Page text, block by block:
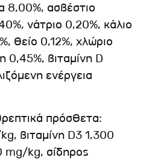
8,00%, ασβέστιο
νάτριο 0,20%, κάλιο
θείο 0,12%, χλώριο
0,45%, βιταμίνη D
ενέργεια
πρόσθετα:
βιταμίνη D3 1,300
mg/kg, σίδηρος